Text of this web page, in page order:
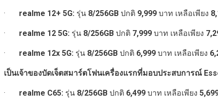
· realme 12+ 5G: รุ่น 8/256GB ปกติ 9,999 บาท เหลือเพียง
· realme 12 5G: รุ่น 8/256GB ปกติ 7,999 บาท เหลือเพียง
· realme 12x 5G: รุ่น 8/256GB ปกติ 6,999 บาท เหลือเพียง
เป็นเจ้าของบัดเจ็ตสมาร์ตโฟนเครื่องแรกที่มอบประสบการณ์
· realme C65: รุ่น 8/256GB ปกติ 6,499 บาท เหลือเพียง